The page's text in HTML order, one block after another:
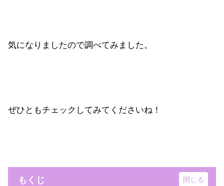
気になりましたので調べてみました。
ぜひともチェックしてみてくださいね！
もくじ